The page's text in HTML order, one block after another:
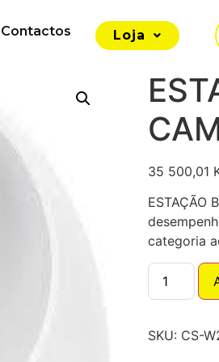
Contactos Loja
35 500,01
ESTAÇÃO
categoria
SKU: CS-